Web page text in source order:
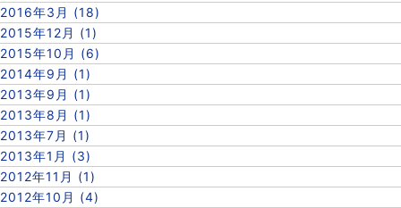
2016年3月 (18)
2015年12月 (1)
2015年10月 (6)
2014年9月 (1)
2013年9月 (1)
2013年8月 (1)
2013年7月 (1)
2013年1月 (3)
2012年11月 (1)
2012年10月 (4)